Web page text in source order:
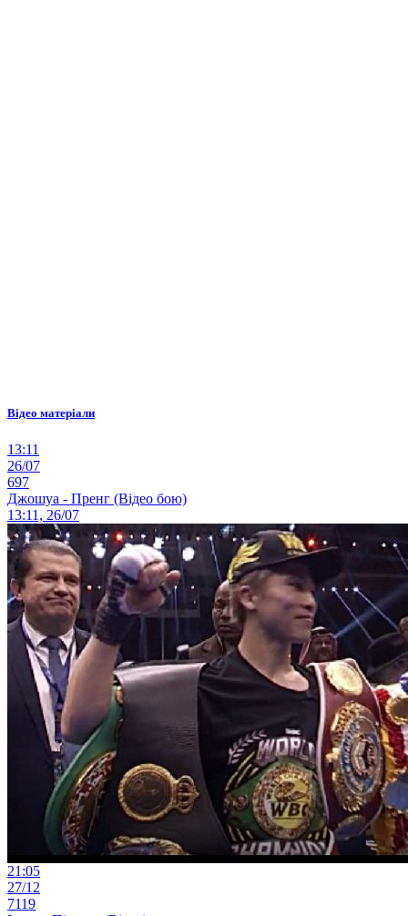
Відео матеріали
13:11
26/07
697
Джошуа - Пренг (Відео бою)
13:11, 26/07
21:05
27/12
7119